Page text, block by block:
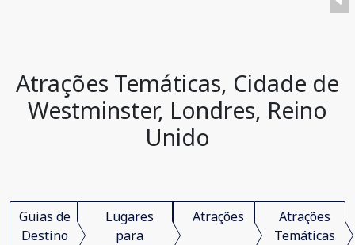
Atrações Temáticas, Cidade de
Westminster, Londres, Reino
Unido
Guias de
Destino
Lugares
para
Atrações
Atrações
Temáticas